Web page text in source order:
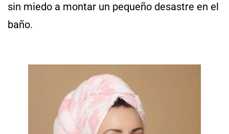
sin miedo a montar un pequeño desastre en el
baño.